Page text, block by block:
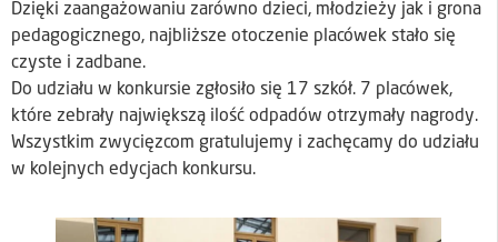
Dzięki zaangażowaniu zarówno dzieci, młodzieży jak i grona
pedagogicznego, najbliższe otoczenie placówek stało się
czyste i zadbane.
Do udziału w konkursie zgłosiło się 17 szkół. 7 placówek,
które zebrały największą ilość odpadów otrzymały nagrody.
Wszystkim zwycięzcom gratulujemy i zachęcamy do udziału
w kolejnych edycjach konkursu.